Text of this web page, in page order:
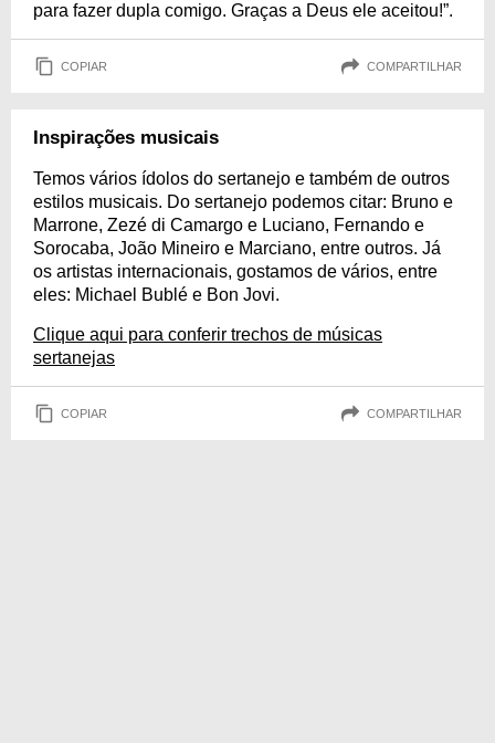
para fazer dupla comigo. Graças a Deus ele aceitou!”.
COPIAR COMPARTILHAR
Inspirações musicais
Temos vários ídolos do sertanejo e também de outros
estilos musicais. Do sertanejo podemos citar: Bruno e
Marrone, Zezé di Camargo e Luciano, Fernando e
Sorocaba, João Mineiro e Marciano, entre outros. Já
os artistas internacionais, gostamos de vários, entre
eles: Michael Bublé e Bon Jovi.
Clique aqui para conferir trechos de músicas
sertanejas
COPIAR COMPARTILHAR